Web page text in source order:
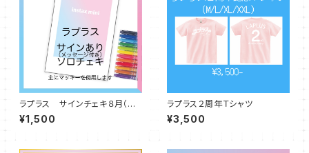
ラプラス サインチェキ８月（サ
イン・メッセージ入り）
¥1,500
ラプラス２周年Ｔシャツ
¥3,500